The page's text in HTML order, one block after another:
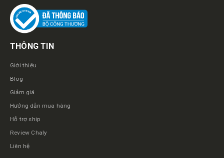
THÔNG TIN
Giới thiệu
Blog
Giảm giá
Hướng dẫn mua hàng
Hỗ trợ ship
Review Chaly
Liên hệ